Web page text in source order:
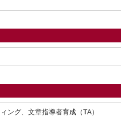
ング、文章指導者育成（TA）